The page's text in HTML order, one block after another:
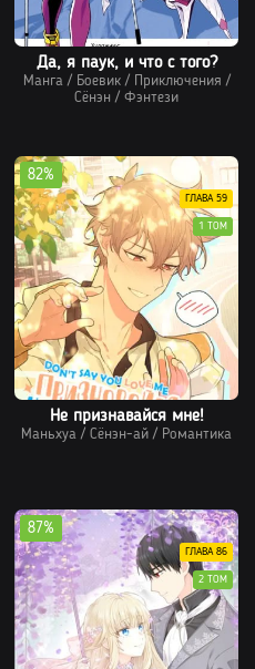
Да, я паук, и что с того?
Манга/ Боевик/ Приключения /
Сёнэн / Фэнтези
Не признавайся мне!
Маньхуа / Сёнэн-ай / Романтика
82%
ГЛАВА 59
1 ТОМ
87%
ГЛАВА 86
2 ТОМ